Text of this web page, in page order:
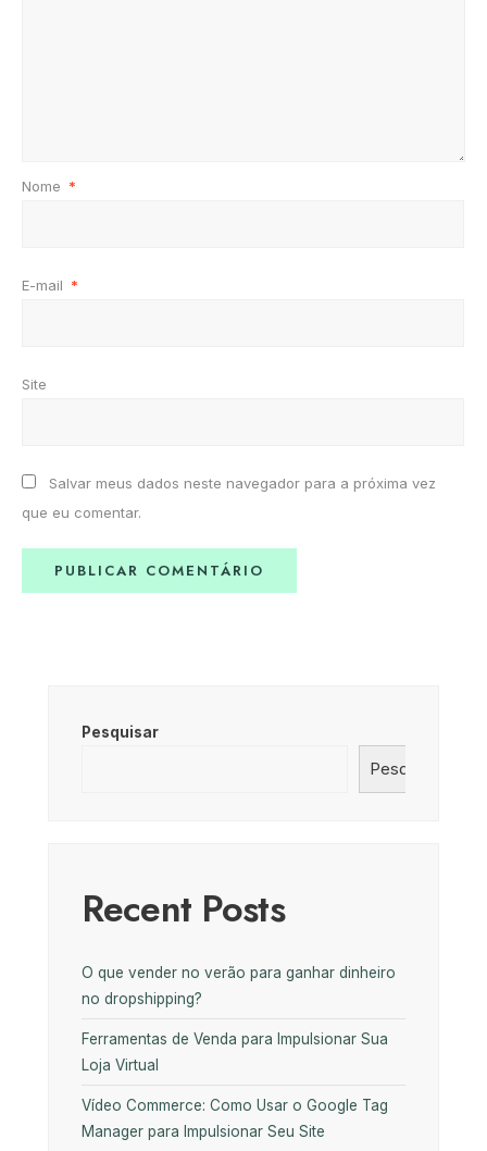
Nome *
E-mail *
Site
Salvar meus dados neste navegador para a próxima vez
que eu comentar.
Pesquisar
Pesquisar
Recent Posts
O que vender no verão para ganhar dinheiro
no dropshipping?
Ferramentas de Venda para Impulsionar Sua
Loja Virtual
Vídeo Commerce: Como Usar o Google Tag
Manager para Impulsionar Seu Site